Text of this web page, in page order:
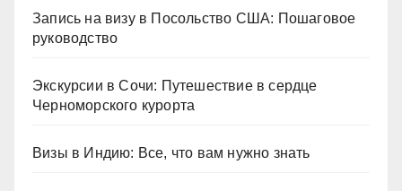
Запись на визу в Посольство США: Пошаговое
руководство
Экскурсии в Сочи: Путешествие в сердце
Черноморского курорта
Визы в Индию: Все, что вам нужно знать